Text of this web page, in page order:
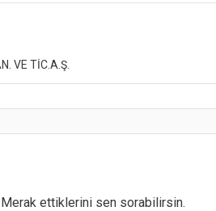
VE TİC.A.Ş.
ettiklerini sen sorabilirsin.